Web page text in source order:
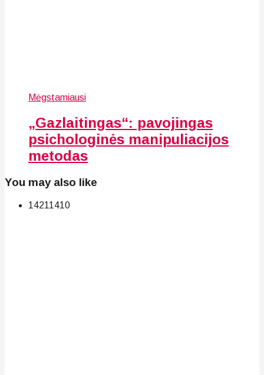
Mėgstamiausi
„Gazlaitingas“: pavojingas
psichologinės manipuliacijos
metodas
You may also like
14211410